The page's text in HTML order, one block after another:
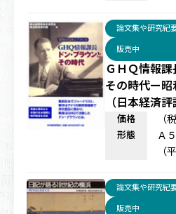
ＧＨＱ情報
その時代ー昭
（日本経済評
論文集や研究紀
販売中
価格 （
形態
Ａ
（
論文集や研究紀
販売中